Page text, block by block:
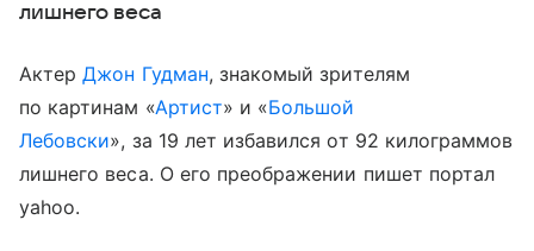
лишнего веса
АктерДжон Гудман, знакомый зрителям
по картинам «Артист» и «Большой
Лебовски», за 19 лет избавился от 92 килограммов
лишнего веса. О его преображении пишет портал
yahoo.